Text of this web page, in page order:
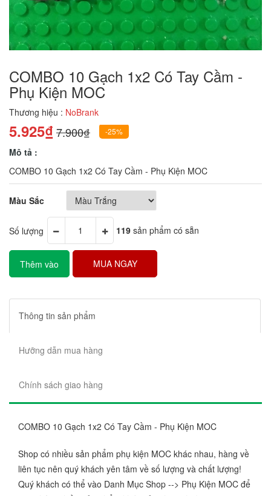
COMBO 10 Gạch 1x2 Có Tay Cầm -
Phụ Kiện MOC
Thương hiệu : NoBrank
5.925₫7.900₫ -25%
Mô tả :
COMBO 10 Gạch 1x2 Có Tay Cầm - Phụ Kiện MOC
Màu Sắc
Số lượng 119 sản phẩm có sẵn
Thêm vào MUA NGAY
Thông tin sản phẩm
Hưỡng dẫn mua hàng
Chính sách giao hàng
COMBO 10 Gạch 1x2 Có Tay Cầm - Phụ Kiện MOC
Shop có nhiều sản phẩm phụ kiện MOC khác nhau, hàng về
liên tục nên quý khách yên tâm về số lượng và chất lượng!
Quý khách có thể vào Danh Mục Shop --> Phụ Kiện MOC để